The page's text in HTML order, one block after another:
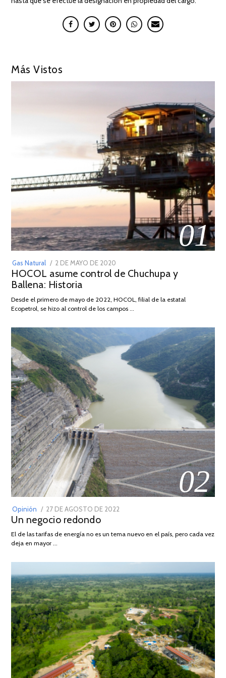
Más Vistos
01
Gas Natural
POSTED
ON
2 DE MAYO DE 2020
DE
2026
HOCOL asume control de Chuchupa y
Ballena: Historia
Desde el primero de mayo de 2022, HOCOL, filial de la estatal
Ecopetrol, se hizo al control de los campos …
02
Opinión
POSTED
ON
27 DE AGOSTO DE 2022
DE
Un negocio redondo
El de las tarifas de energía no es un tema nuevo en el país, pero cada vez
deja en mayor …